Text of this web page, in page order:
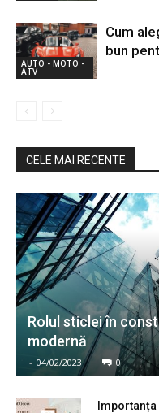
AUTO - MOTO -
ATV
Cum
bun
CELE MAI RECENTE
Rolul sticlei în
modernă
- 04/02/2023 0